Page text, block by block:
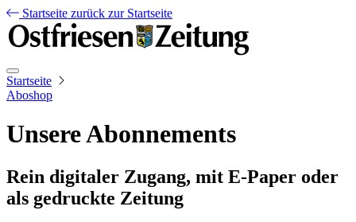
Startseite zurück zur Startseite
Startseite
Aboshop
Unsere Abonnements
Rein digitaler Zugang, mit E-Paper oder
als gedruckte Zeitung